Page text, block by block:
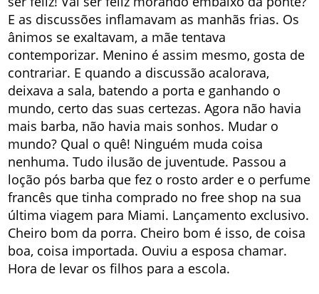
E as discussões inflamavam as manhãs frias. Os
ânimos se exaltavam, a mãe tentava
contemporizar. Menino é assim mesmo, gosta de
contrariar. E quando a discussão acalorava,
deixava a sala, batendo a porta e ganhando o
mundo, certo das suas certezas. Agora não havia
mais barba, não havia mais sonhos. Mudar o
mundo? Qual o quê! Ninguém muda coisa
nenhuma. Tudo ilusão de juventude. Passou a
loção pós barba que fez o rosto arder e o perfume
francês que tinha comprado no free shop na sua
última viagem para Miami. Lançamento exclusivo.
Cheiro bom da porra. Cheiro bom é isso, de coisa
boa, coisa importada. Ouviu a esposa chamar.
Hora de levar os filhos para a escola.